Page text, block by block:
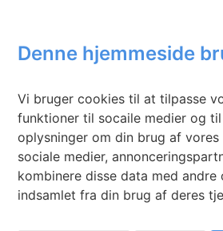
af august
og
prints
til
er dels serier
som et
Denne hjemmeside
Vi bruger cookies til at tilpasse
funktioner til socaile medier og
oplysninger om din brug af
sociale medier,
kombinere disse data med
indsamlet fra din brug af deres